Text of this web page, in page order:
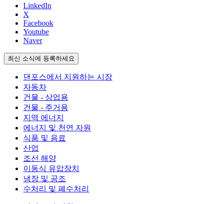
LinkedIn
X
Facebook
Youtube
Naver
최신 소식에 등록하세요
댄포스에서 지원하는 시장
자동차
건물 - 상업용
건물 - 주거용
지역 에너지
에너지 및 천연 자원
식품 및 음료
산업
조선 해양
이동식 유압장치
냉장 및 공조
수처리 및 폐수처리